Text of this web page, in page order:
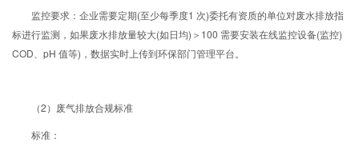
监控要求：企业需要定期(至少每季度1 次)委托有资质的单位对废水排放指
标进行监测，如果废水排放量较大(如日均)＞100 需要安装在线监控设备(监控)
COD、pH 值等)，数据实时上传到环保部门管理平台。
（2）废气排放合规标准
标准：